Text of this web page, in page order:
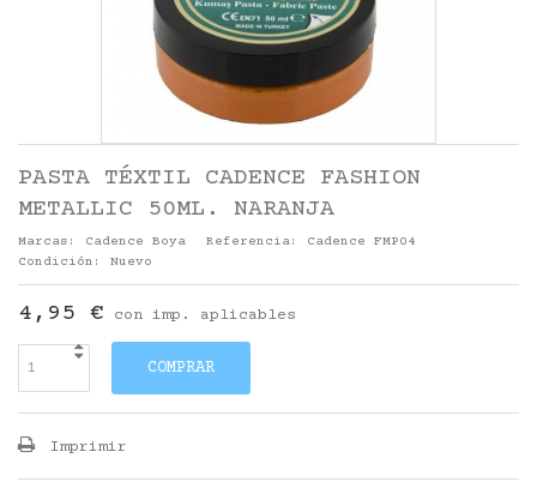
PASTA TÉXTIL CADENCE FASHION
METALLIC 50ML. NARANJA
Marcas: Cadence Boya Referencia:
Cadence FMP04
Condición:
Nuevo
4,95 € con imp. aplicables
COMPRAR
Imprimir